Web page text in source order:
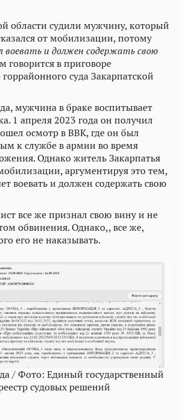
области судили мужчину, который
от мобилизации, потому
воевать и должен содержать свою
говорится в приговоре
суда Закарпатской
мужчина в браке воспитывает
1 апреля 2023 года он получил
осмотр в ВВК, где он был
к службе в армии во время
Однако житель Закарпатья
аргументируя это тем,
воевать и должен содержать свою
все же признал свою вину и не
обвинения. Однако,, все же,
его не наказывать.
/ Фото: Единый государственный
судовых решений